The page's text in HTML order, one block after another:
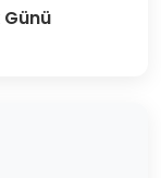
Günü